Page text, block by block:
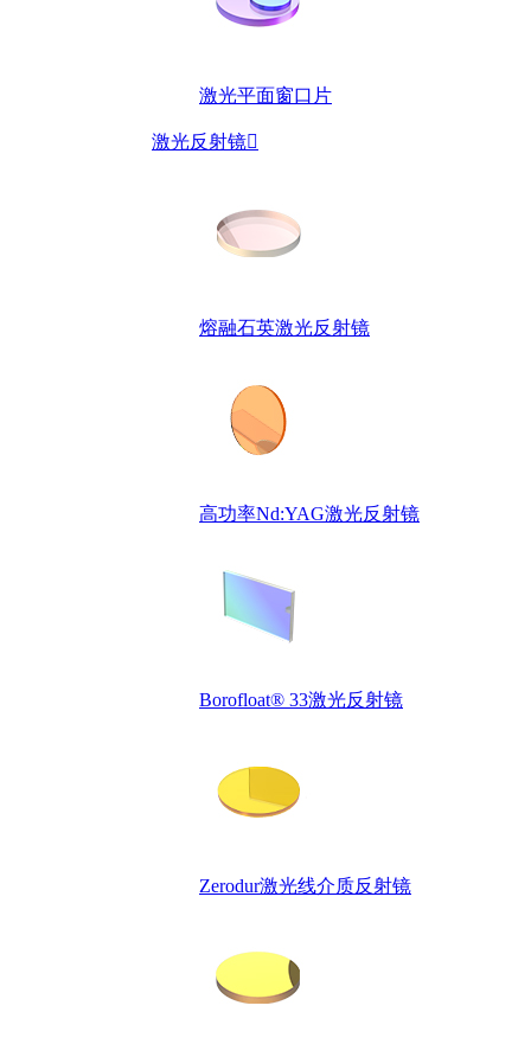
激光平面窗口片
激光反射镜
熔融石英激光反射镜
高功率Nd:YAG激光反射镜
Borofloat® 33激光反射镜
Zerodur激光线介质反射镜